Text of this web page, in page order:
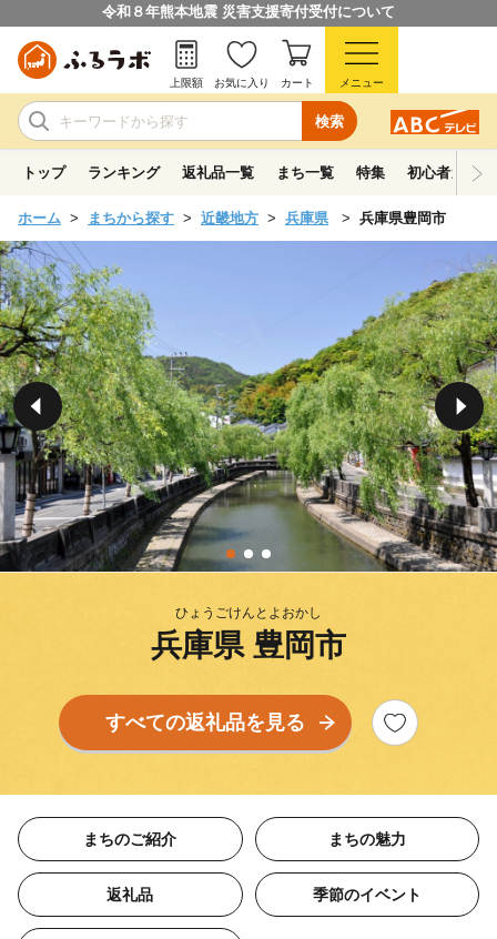
令和８年熊本地震 災害支援寄付受付について
検索
上限額 お気に入り カート メニュー
トップ ランキング 返礼品一覧 まち一覧 特集 初心者ガイド
ホーム まちから探す 近畿地方 兵庫県 兵庫県豊岡市
ひょうごけんとよおかし
兵庫県 豊岡市
すべての返礼品を見る
まちのご紹介 まちの魅力
返礼品 季節のイベント